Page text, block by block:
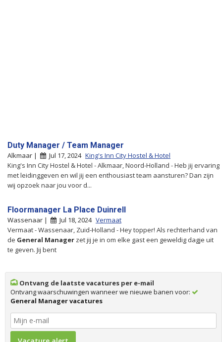
Duty Manager / Team Manager
Alkmaar | Jul 17, 2024 King's Inn City Hostel & Hotel
King's Inn City Hostel & Hotel - Alkmaar, Noord-Holland - Heb jij ervaring
met leidinggeven en wil jij een enthousiast team aansturen? Dan zijn
wij opzoek naar jou voor d...
Floormanager La Place Duinrell
Wassenaar | Jul 18, 2024 Vermaat
Vermaat - Wassenaar, Zuid-Holland - Hey topper! Als rechterhand van
de General Manager zet jij je in om elke gast een geweldig dagje uit
te geven. Jij bent
Ontvang de laatste vacatures per e-mail
Ontvang waarschuwingen wanneer we nieuwe banen voor:
General Manager vacatures